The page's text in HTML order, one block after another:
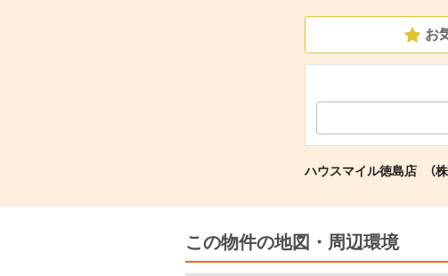
お
ハウスマイル徳島店 （株
この物件の地図・周辺環境